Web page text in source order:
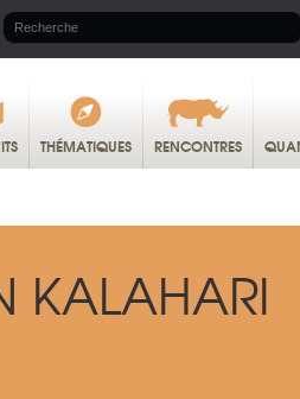
THÉMATIQUES RENCONTRES
KALAHARI